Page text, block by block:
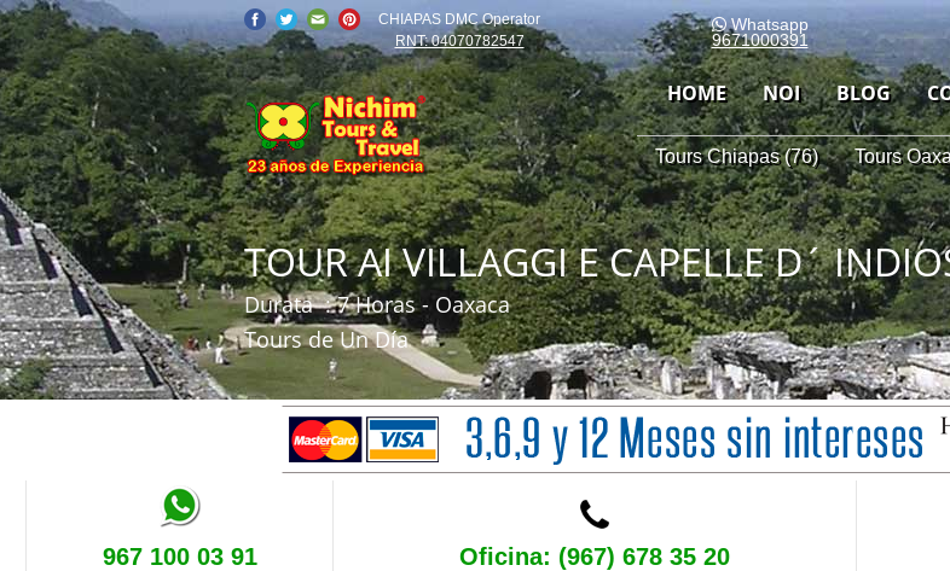
CHIAPAS DMC Operator
RNT: 04070782547
Whatsapp
9671000391
HOME NOI BLOG
Tours Chiapas (76) Tours
TOUR AI VILLAGGI E CAPELLE D´
Durata : 7 Horas - Oaxaca
Tours de Un Día
967 100 03 91 Oficina: (967) 678 35 20